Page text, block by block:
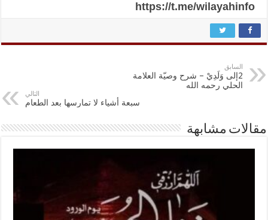
https://t.me/wilayahinfo
السابق
2إلى وَلَدِيْ – شرح وصيّة العلامة
الحلي رحمه الله
التالي
سبعة أشياء لا تمارسها بعد الطعام
مقالات مشابهة